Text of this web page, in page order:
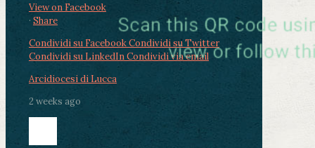
View on Facebook
· Share
Condividi su FacebookCondividi su Twitter
Condividi su LinkedInCondividi via email
Arcidiocesi di Lucca
2 weeks ago